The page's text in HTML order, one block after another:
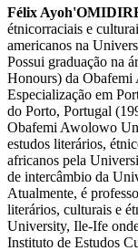
Félix
étnicorraciais e
americanos na
Possui graduação na
Honours) da
Especialização em
do Porto, Portugal
Obafemi Awolowo
estudos literários,
africanos pela
de intercâmbio da
Atualmente, é
literários, culturais e
University, Ile-Ife
Instituto de Estudos